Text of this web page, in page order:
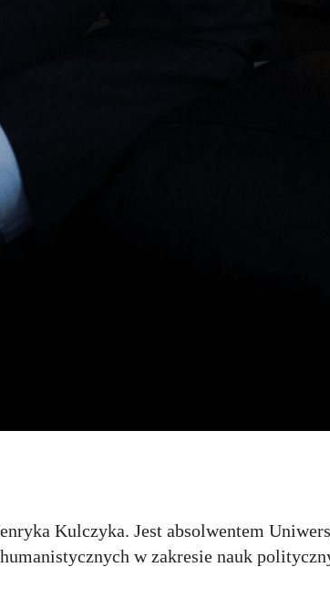
Kulczyka. Jest absolwentem
w zakresie nauk